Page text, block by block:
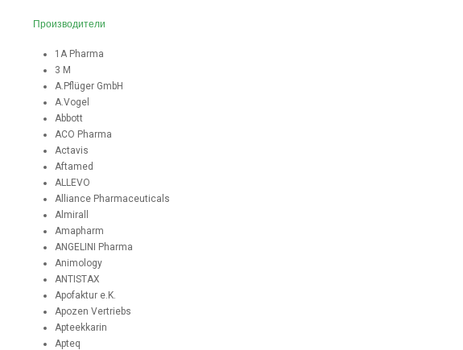
Производители
1A Pharma
3 M
A.Pflüger GmbH
A.Vogel
Abbott
ACO Pharma
Actavis
Aftamed
ALLEVO
Alliance Pharmaceuticals
Almirall
Amapharm
ANGELINI Pharma
Animology
ANTISTAX
Apofaktur e.K.
Apozen Vertriebs
Apteekkarin
Apteq